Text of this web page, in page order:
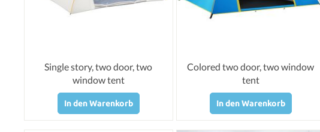
Single story, two door, two
window tent
In den Warenkorb
Colored two door, two window
tent
In den Warenkorb